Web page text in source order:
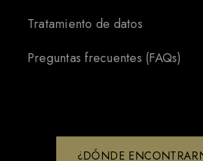
Tratamiento de datos
Preguntas frecuentes (FAQs)
¿DÓNDE